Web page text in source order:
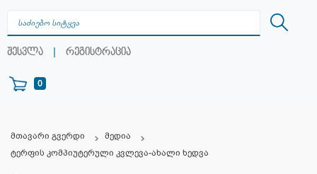
შესვლა | რეგისტრაცია
0
RU
მთავარი გვერდი
მედია
ტერფის კომპიუტერული კვლევა-ახალი ხედვა